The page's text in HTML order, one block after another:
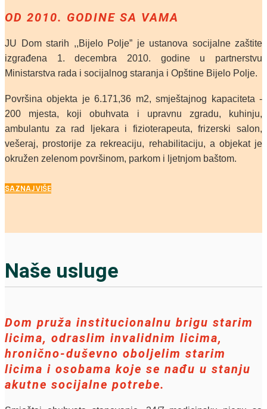
OD 2010. GODINE SA VAMA
JU Dom starih ,,Bijelo Polje” je ustanova socijalne zaštite
izgrađena 1. decembra 2010. godine u partnerstvu
Ministarstva rada i socijalnog staranja i Opštine Bijelo Polje.
Površina objekta je 6.171,36 m2, smještajnog kapaciteta -
200 mjesta, koji obuhvata i upravnu zgradu, kuhinju,
ambulantu za rad ljekara i fizioterapeuta, frizerski salon,
vešeraj, prostorije za rekreaciju, rehabilitaciju, a objekat je
okružen zelenom površinom, parkom i ljetnjom baštom.
SAZNAJ VIŠE
Naše usluge
Dom pruža institucionalnu brigu starim
licima, odraslim invalidnim licima,
hronično-duševno oboljelim starim
licima i osobama koje se nađu u stanju
akutne socijalne potrebe.